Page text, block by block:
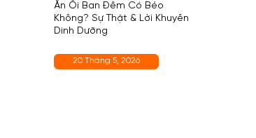
Ăn Ổi Ban Đêm Có Béo
Không? Sự Thật & Lời Khuyên
Dinh Dưỡng
20 Tháng 5, 2026